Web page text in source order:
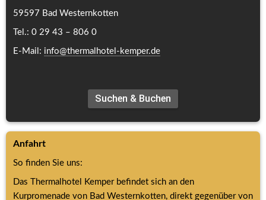
59597 Bad Westernkotten
Tel.: 0 29 43 – 806 0
E-Mail: info@thermalhotel-kemper.de
Suchen & Buchen
Anfahrt
So finden Sie uns:
Das Thermalhotel Kemper befindet sich an den
Kurpromenade von Bad Westernkotten, direkt gegenüber von